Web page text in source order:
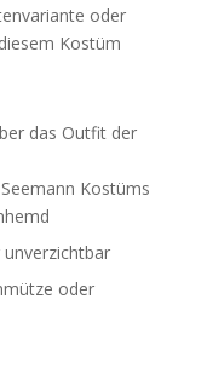
oder
Kostüm
das Outfit der
Kostüms
oder